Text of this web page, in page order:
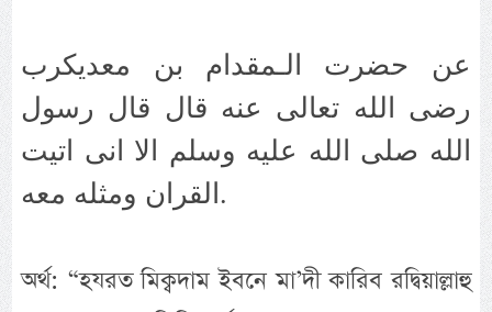
عن حضرت الـمقدام بن معديكرب
رضى الله تعالى عنه قال قال رسول
الله صلى الله عليه وسلم الا انى اتيت
القران ومثله معه.
অর্থ: “হযরত মিক্বদাম ইবনে মা’দী কারিব রদ্বিয়াল্লাহু